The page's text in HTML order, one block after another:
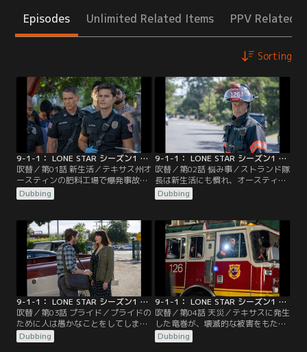
Episodes Unlimited Related Items PPV Related
Sorting
9-1-1： LONE STAR シーズン1 第01話／吹替
吹替／第01話 新生活／テキサス州オ
ースティンの肥料工場で爆発事故が
発生し、オースティン消防局の126
分署が壊滅。その半年後、ニューヨ
の英雄、オーウェン・ストランド
は、126分署再建のためにオーステ
ィンに引っ越そうと決心する。スト
ランド隊長の目標は、インクルーシ
ブな職場環境作りと史上最強チーム
の発足だった。
Dubbing
9-1-1： LONE STAR シーズン1 第02話／吹替
吹替／第02話 悩み事／ストランド隊
長は新生活にも慣れ、オースティン
を気に入り始めていた。チームは通
報を受けてオフィスビルへ急行。そ
降りようとする怪事件が発生したた
めだ。チームはパニックに陥った現
場で原因を突き止めようと奮闘す
る。ストランド隊長とジャドはそれ
ぞれ問題に向き合おうとしていた。
Dubbing
9-1-1： LONE STAR シーズン1 第03話／吹替
吹替／第03話 プライド／プライドの
ために人は愚かなことをしてしま
う。穀物サイロから抜け出せなくな
った人や、大食いコンテストで倒れ
Dubbing
9-1-1： LONE STAR シーズン1 第04話／吹替
吹替／第04話 天災／テキサスに発生
した竜巻が、壊滅的な被害をもたら
す。コールセンターには通報が殺
到。車ごと吹き飛ばされた人、半壊
Dubbing